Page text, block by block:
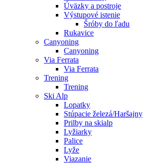
Úväzky a postroje
Výstupové istenie
Šróby do ľadu
Rukavice
Canyoning
Canyoning
Via Ferrata
Via Ferrata
Trening
Trening
Ski Alp
Lopatky
Stúpacie železá/Haršajny
Prilby na skialp
Lyžiarky
Palice
Lyže
Viazanie